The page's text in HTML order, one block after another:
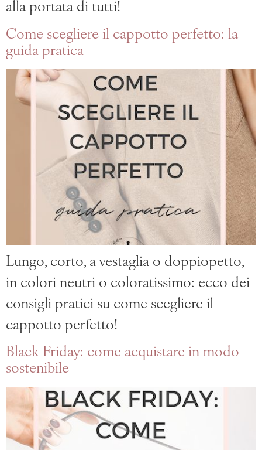
alla portata di tutti!
Come scegliere il cappotto perfetto: la
guida pratica
Lungo, corto, a vestaglia o doppiopetto,
in colori neutri o coloratissimo: ecco dei
consigli pratici su come scegliere il
cappotto perfetto!
Black Friday: come acquistare in modo
sostenibile